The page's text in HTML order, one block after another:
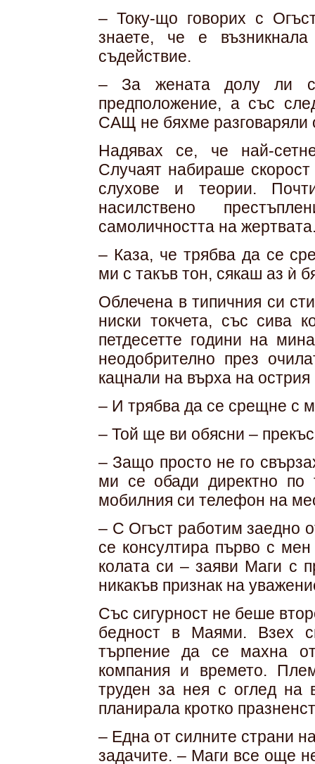
– Току-що говорих с
знаете, че е
съдействие.
– За жената долу ли
предположение, а със
САЩ не бяхме разговаряли
Надявах се, че най-
Случаят набираше
слухове и теории.
насилствено
самоличността на
– Каза, че трябва да се
ми с такъв тон, сякаш аз ѝ
Облечена в типичния си
ниски токчета, със сива
петдесетте години на
неодобрително през
кацнали на върха на острия
– И трябва да се срещне с
– Той ще ви обясни –
– Защо просто не го
ми се обади директно
мобилния си телефон на
– С Огъст работим заедно
се консултира първо с
колата си – заяви Маги с
никакъв признак на
Със сигурност не беше
бедност в Маями. Взех
търпение да се махна
компания и времето.
труден за нея с оглед на
планирала кротко
– Една от силните страни
задачите. – Маги все още